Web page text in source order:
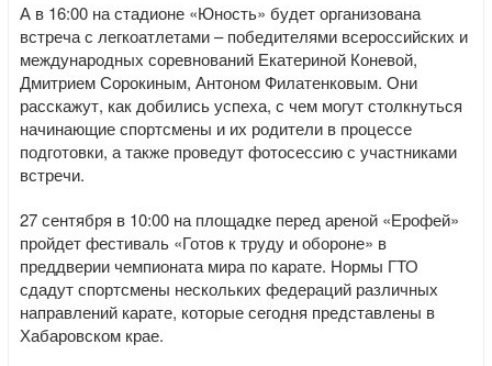
А в 16:00 на стадионе «Юность» будет организована
встреча с легкоатлетами – победителями всероссийских и
международных соревнований Екатериной Коневой,
Дмитрием Сорокиным, Антоном Филатенковым. Они
расскажут, как добились успеха, с чем могут столкнуться
начинающие спортсмены и их родители в процессе
подготовки, а также проведут фотосессию с участниками
встречи.
27 сентября в 10:00 на площадке перед ареной «Ерофей»
пройдет фестиваль «Готов к труду и обороне» в
преддверии чемпионата мира по карате. Нормы ГТО
сдадут спортсмены нескольких федераций различных
направлений карате, которые сегодня представлены в
Хабаровском крае.